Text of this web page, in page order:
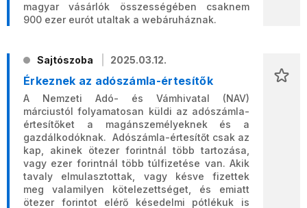
magyar vásárlók összességében csaknem
900 ezer eurót utaltak a webáruháznak.
Sajtószoba 2025.03.12.
Érkeznek az adószámla-értesítők
A Nemzeti Adó- és Vámhivatal (NAV)
márciustól folyamatosan küldi az adószámla-
értesítőket a magánszemélyeknek és a
gazdálkodóknak. Adószámla-értesítőt csak az
kap, akinek ötezer forintnál több tartozása,
vagy ezer forintnál több túlfizetése van. Akik
tavaly elmulasztottak, vagy késve fizettek
meg valamilyen kötelezettséget, és emiatt
ötezer forintot elérő késedelmi pótlékuk is